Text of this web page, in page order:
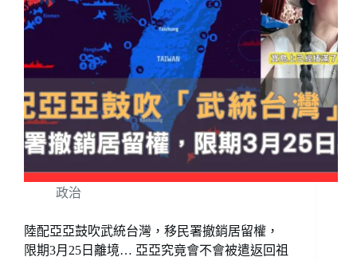
政治
陸配亞亞鼓吹武統台灣，移民署撤銷居留權，
限期3月25日離境… 亞亞究竟會不會被遣返回祖